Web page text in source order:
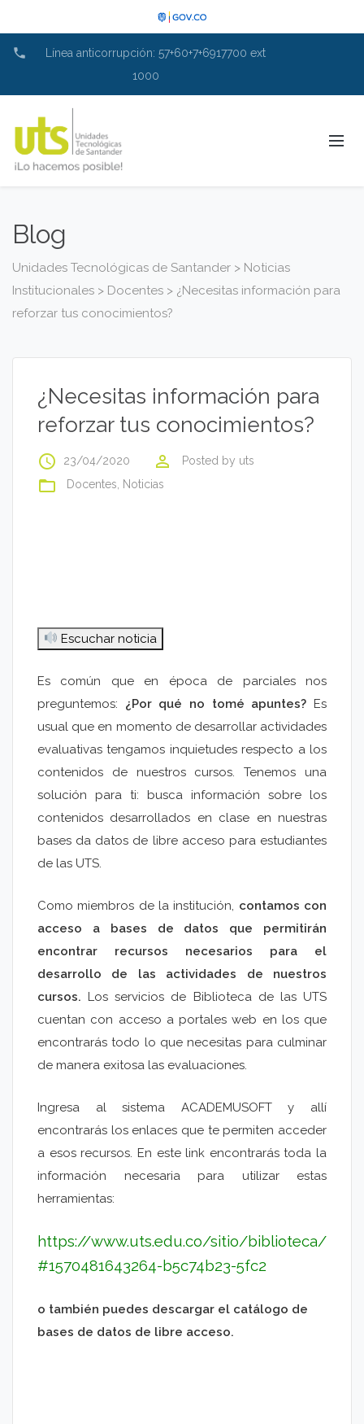
phone
Línea anticorrupción: 57+60+7+6917700 ext
1000
Blog
Unidades Tecnológicas de Santander > Noticias
Institucionales > Docentes > ¿Necesitas información para
reforzar tus conocimientos?
¿Necesitas información para
reforzar tus conocimientos?
access_time 23/04/2020 perm_identity Posted by uts
folder_open Docentes, Noticias
Escuchar noticia
Es común que en época de parciales nos
preguntemos: ¿Por qué no tomé apuntes? Es
usual que en momento de desarrollar actividades
evaluativas tengamos inquietudes respecto a los
contenidos de nuestros cursos. Tenemos una
solución para ti: busca información sobre los
contenidos desarrollados en clase en nuestras
bases da datos de libre acceso para estudiantes
de las UTS.
Como miembros de la institución, contamos con
acceso a bases de datos que permitirán
encontrar recursos necesarios para el
desarrollo de las actividades de nuestros
cursos. Los servicios de Biblioteca de las UTS
cuentan con acceso a portales web en los que
encontrarás todo lo que necesitas para culminar
de manera exitosa las evaluaciones.
Ingresa al sistema ACADEMUSOFT y allí
encontrarás los enlaces que te permiten acceder
a esos recursos. En este link encontrarás toda la
información necesaria para utilizar estas
herramientas:
https://www.uts.edu.co/sitio/biblioteca/
#1570481643264-b5c74b23-5fc2
o también puedes descargar el catálogo de
bases de datos de libre acceso.